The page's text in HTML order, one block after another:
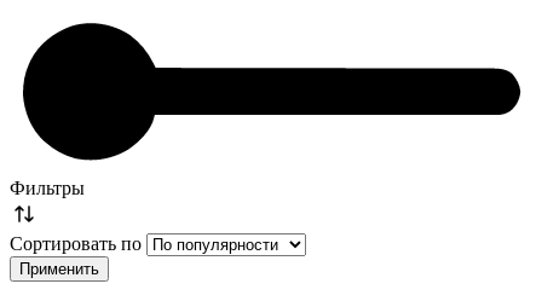
Фильтры
Сортировать по